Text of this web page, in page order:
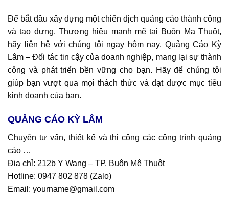
Để bắt đầu xây dựng một chiến dịch quảng cáo thành công
và tạo dựng. Thương hiệu mạnh mẽ tại Buôn Ma Thuột,
hãy liên hệ với chúng tôi ngay hôm nay. Quảng Cáo Kỳ
Lâm – Đối tác tin cậy của doanh nghiệp, mang lại sự thành
công và phát triển bền vững cho bạn. Hãy để chúng tôi
giúp bạn vượt qua mọi thách thức và đạt được mục tiêu
kinh doanh của bạn.
QUẢNG CÁO KỲ LÂM
Chuyên tư vấn, thiết kế và thi công các công trình quảng
cáo …
Địa chỉ: 212b Y Wang – TP. Buôn Mê Thuột
Hotline: 0947 802 878 (Zalo)
Email: yourname@gmail.com